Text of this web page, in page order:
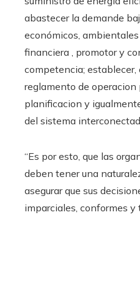
abastecer la demande
económicos,
financiera , promotor y
competencia; establecer,
reglamento de operacion
planificacion y
del sistema
“Es por esto, que las
deben tener una
asegurar que sus
imparciales, conformes y